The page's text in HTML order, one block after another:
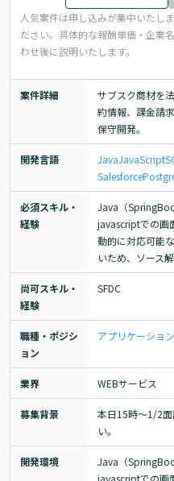
人気案件は申し込みが集中いたし
ださい。 具体的な報酬単価・企業
わせ後に説明いたします。
案件詳細
サブスク商材を
約情報、課金請
保守開発。
開発言語 JavaJavaScript
Salesforce
必須スキル・
経験
Java（
javascriptでの画
動的に対応可能
いため、ソース
尚可スキル・
経験
SFDC
職種・ポジシ
ョン
アプリケーショ
業界 WEBサービス
募集背景
本日15時～1/2面
い。
開発環境
Java（
javascriptでの画